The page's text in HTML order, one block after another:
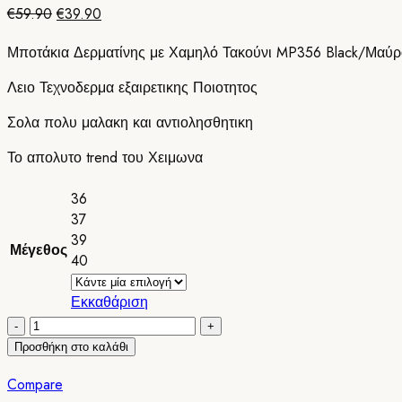
€59.90Original
was:
€39.90
τιμή
€39.90.
Μποτάκια Δερματίνης με Χαμηλό Τακούνι MP356 Black/
Λειο Τεχνοδερμα εξαιρετικης Ποιοτητος
Σολα πολυ μαλακη και αντιολησθητικη
Το απολυτο trend του Χειμωνα
Μέγεθος
36
37
39
40
Εκκαθάριση
Μποτάκια
Δερματίνης
Χαμηλό
Προσθήκη στο καλάθι
Compare